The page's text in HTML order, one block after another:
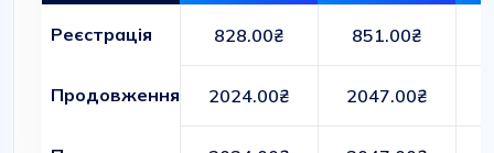
Реєстрація 828.00₴ 851.00₴
Продовження 2024.00₴ 2047.00₴